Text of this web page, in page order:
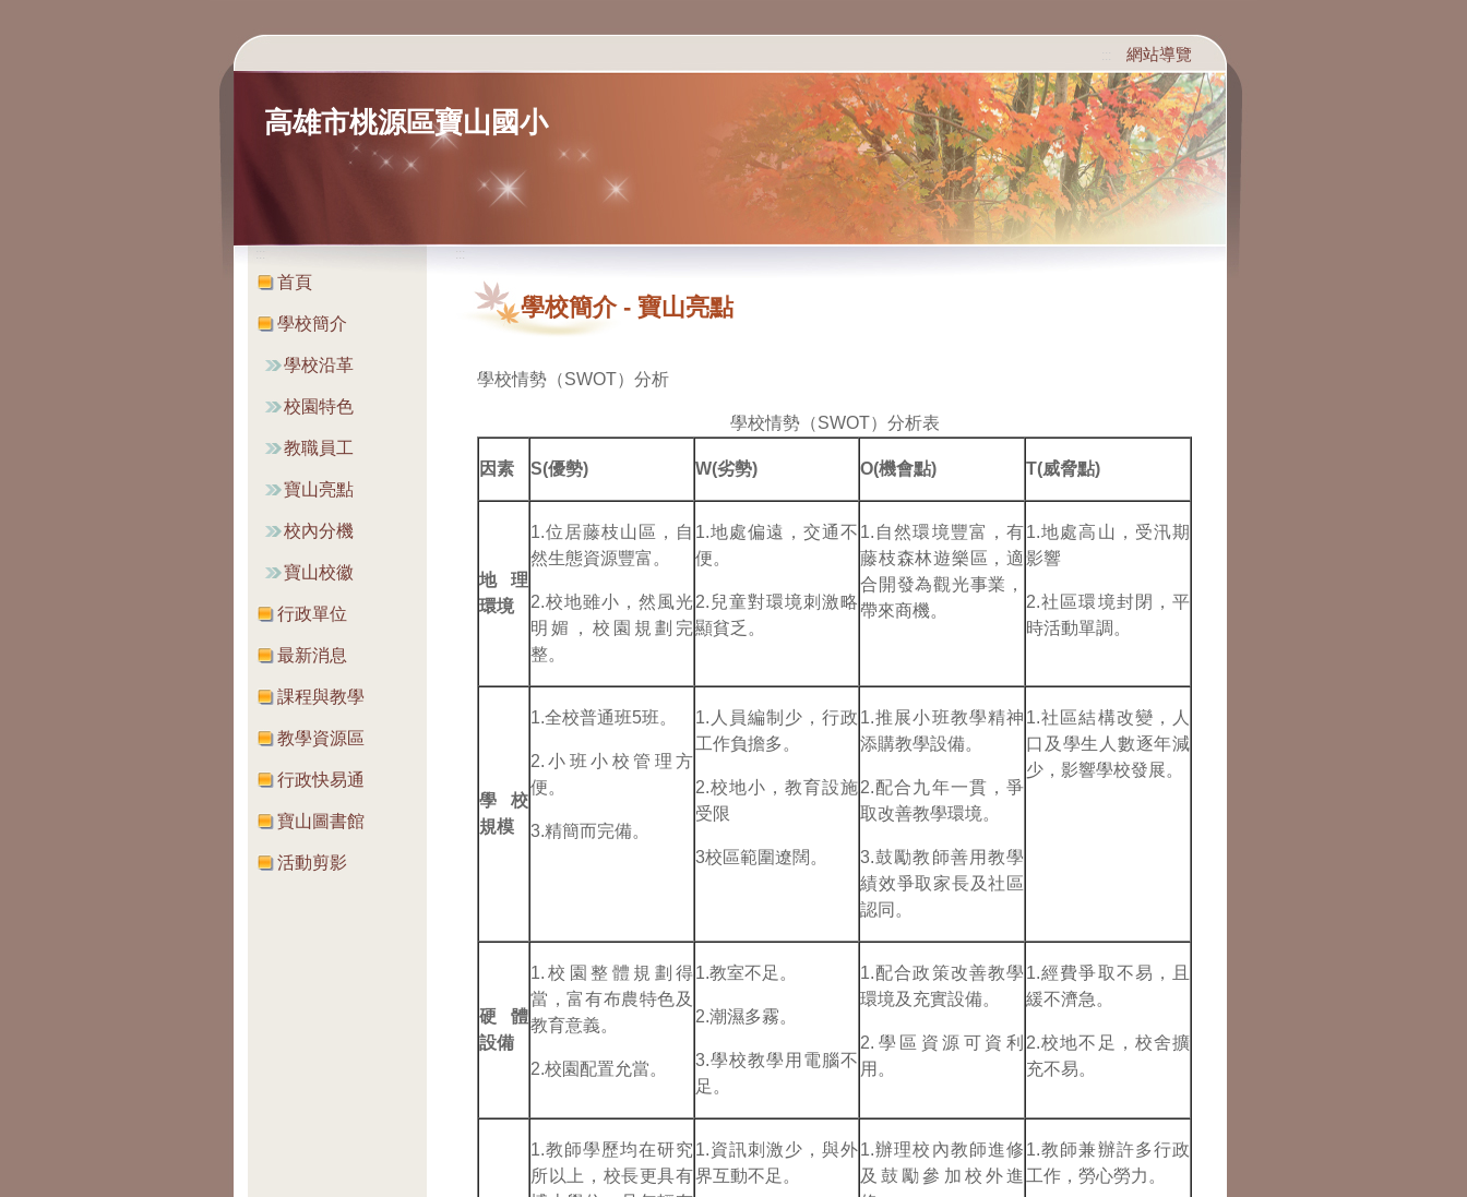
網站導覽
高雄市桃源區寶山國小
:::
首頁
學校簡介
學校沿革
校園特色
教職員工
寶山亮點
校內分機
寶山校徽
行政單位
最新消息
課程與教學
教學資源區
行政快易通
寶山圖書館
活動剪影
:::
學校簡介- 寶山亮點
學校情勢（SWOT）分析
學校情勢（SWOT）分析表
因素 S(優勢) W(劣勢) O(機會點) T(威脅點)
地理
環境
1.位居藤枝山區，自
然生態資源豐富。
2.校地雖小，然風光
明媚，校園規劃完
整。
1.地處偏遠，交通不
便。
2.兒童對環境刺激略
顯貧乏。
1.自然環境豐富，有
藤枝森林遊樂區，適
合開發為觀光事業，
帶來商機。
1.地處高山，受汛期
影響
2.社區環境封閉，平
時活動單調。
學校
規模
1.全校普通班5班。
2.小班小校管理方
便。
3.精簡而完備。
1.人員編制少，行政
工作負擔多。
2.校地小，教育設施
受限
3校區範圍遼闊。
1.推展小班教學精神
添購教學設備。
2.配合九年一貫，爭
取改善教學環境。
3.鼓勵教師善用教學
績效爭取家長及社區
認同。
1.社區結構改變，人
口及學生人數逐年減
少，影響學校發展。
硬體
設備
1.校園整體規劃得
當，富有布農特色及
教育意義。
2.校園配置允當。
1.教室不足。
2.潮濕多霧。
3.學校教學用電腦不
足。
1.配合政策改善教學
環境及充實設備。
2.學區資源可資利
用。
1.經費爭取不易，且
緩不濟急。
2.校地不足，校舍擴
充不易。
1.教師學歷均在研究
所以上，校長更具有
1.資訊刺激少，與外
界互動不足。
1.辦理校內教師進修
及鼓勵參加校外進
1.教師兼辦許多行政
工作，勞心勞力。